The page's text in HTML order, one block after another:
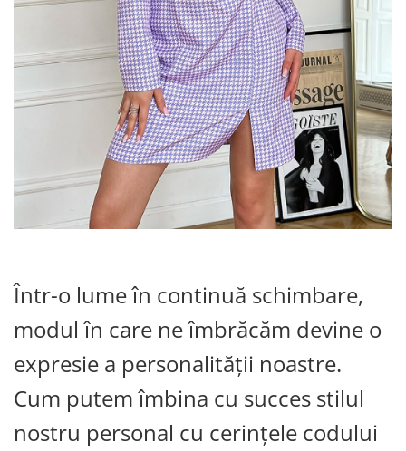
Într-o lume în continuă schimbare,
modul în care ne îmbrăcăm devine o
expresie a personalității noastre.
Cum putem îmbina cu succes stilul
nostru personal cu cerințele codului